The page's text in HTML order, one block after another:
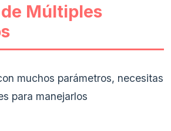
Múltiples
muchos parámetros, necesitas
para manejarlos